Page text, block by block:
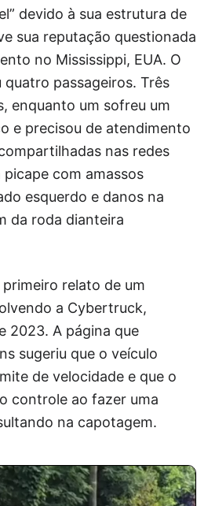
devido à sua estrutura de
sua reputação questionada
no Mississippi, EUA. O
passageiros. Três
enquanto um sofreu um
e precisou de atendimento
nas redes
com amassos
esquerdo e danos na
da roda dianteira
relato de um
a Cybertruck,
2023. A página que
sugeriu que o veículo
de velocidade e que o
controle ao fazer uma
na capotagem.